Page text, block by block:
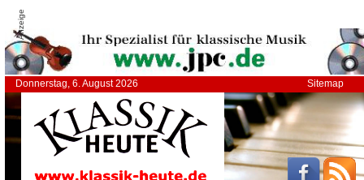
Anzeige
Donnerstag, 6. August 2026 Sitemap